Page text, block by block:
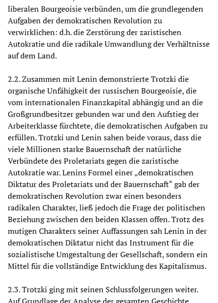
liberalen Bourgeoisie verbünden, um die grundlegenden
Aufgaben der demokratischen Revolution zu
verwirklichen: d.h. die Zerstörung der zaristischen
Autokratie und die radikale Umwandlung der Verhältnisse
auf dem Land.
2.2. Zusammen mit Lenin demonstrierte Trotzki die
organische Unfähigkeit der russischen Bourgeoisie, die
vom internationalen Finanzkapital abhängig und an die
Großgrundbesitzer gebunden war und den Aufstieg der
Arbeiterklasse fürchtete, die demokratischen Aufgaben zu
erfüllen. Trotzki und Lenin sahen beide voraus, dass die
viele Millionen starke Bauernschaft der natürliche
Verbündete des Proletariats gegen die zaristische
Autokratie war. Lenins Formel einer „demokratischen
Diktatur des Proletariats und der Bauernschaft“ gab der
demokratischen Revolution zwar einen besonders
radikalen Charakter, ließ jedoch die Frage der politischen
Beziehung zwischen den beiden Klassen offen. Trotz des
mutigen Charakters seiner Auffassungen sah Lenin in der
demokratischen Diktatur nicht das Instrument für die
sozialistische Umgestaltung der Gesellschaft, sondern ein
Mittel für die vollständige Entwicklung des Kapitalismus.
2.3. Trotzki ging mit seinen Schlussfolgerungen weiter.
Auf Grundlage der Analyse der gesamten Geschichte